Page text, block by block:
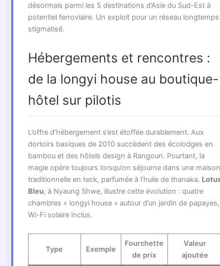
désormais parmi les 5 destinations d’Asie du Sud-Est à
potentiel ferroviaire. Un exploit pour un réseau longtemps
stigmatisé.
Hébergements et rencontres :
de la longyi house au boutique-
hôtel sur pilotis
L’offre d’hébergement s’est étoffée durablement. Aux
dortoirs basiques de 2010 succèdent des écolodges en
bambou et des hôtels design à Rangoun. Pourtant, la
magie opère toujours lorsqu’on séjourne dans une maison
traditionnelle en teck, parfumée à l’huile de thanaka.
Bleu, à Nyaung Shwe, illustre cette évolution : quatre
chambres « longyi house » autour d’un jardin de papayes,
Wi-Fi solaire inclus.
Type Exemple
Fourchette
de prix
Valeur
ajoutée